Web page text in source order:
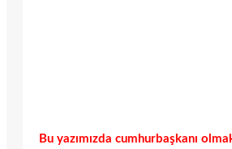
Bu yazımızda cumhurbaşkanı